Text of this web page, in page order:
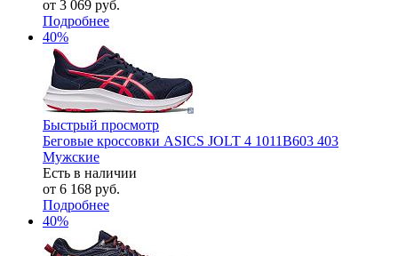
от 3 069 руб.
Подробнее
40%
Быстрый просмотр
Беговые кроссовки ASICS JOLT 4 1011B603 403
Мужские
Есть в наличии
от 6 168 руб.
Подробнее
40%